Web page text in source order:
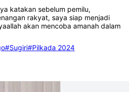
katakan sebelum pemilu,
rakyat, saya siap menjadi
akan mencoba amanah dalam
#Sugiri#Pilkada 2024